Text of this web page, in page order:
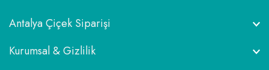
Antalya Çiçek Siparişi
Kurumsal & Gizlilik